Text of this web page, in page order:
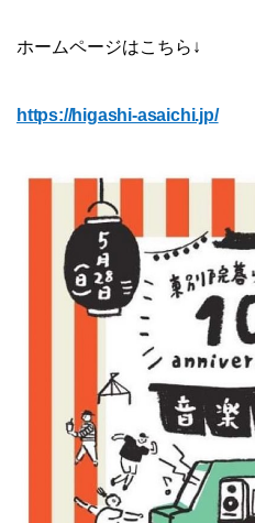
ホームページはこちら↓
https://higashi-asaichi.jp/